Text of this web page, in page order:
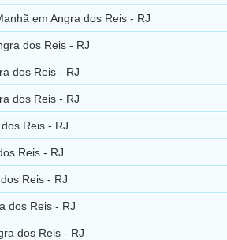
em Angra dos Reis - RJ
dos Reis - RJ
dos Reis - RJ
dos Reis - RJ
Reis - RJ
Reis - RJ
Reis - RJ
dos Reis - RJ
dos Reis - RJ